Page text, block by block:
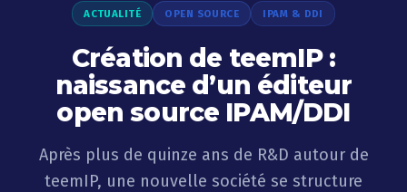
ACTUALITÉ OPEN SOURCE IPAM & DDI
Création de teemIP :
naissance d’un éditeur
open source IPAM/DDI
Après plus de quinze ans de R&D autour de
teemIP, une nouvelle société se structure